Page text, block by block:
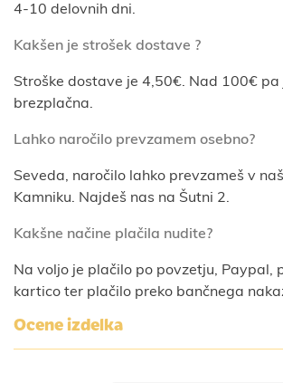
4-10 delovnih dni.
Kakšen je strošek dostave ?
Stroške dostave je 4,50€. Nad 100€
brezplačna.
Lahko naročilo prevzamem osebno?
Seveda, naročilo lahko prevzameš v
Kamniku. Najdeš nas na Šutni 2.
Kakšne načine plačila nudite?
Na voljo je plačilo po povzetju, Paypal,
kartico ter plačilo preko bančnega
Ocene izdelka